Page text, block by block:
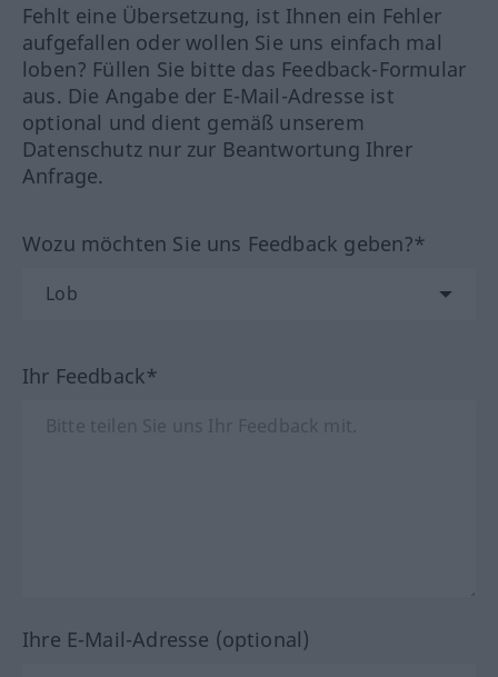
Fehlt eine Übersetzung, ist Ihnen ein Fehler
aufgefallen oder wollen Sie uns einfach mal
loben? Füllen Sie bitte das Feedback-Formular
aus. Die Angabe der E-Mail-Adresse ist
optional und dient gemäß unserem
Datenschutz nur zur Beantwortung Ihrer
Anfrage.
Wozu möchten Sie uns Feedback geben?*
Ihr Feedback*
Ihre E-Mail-Adresse (optional)